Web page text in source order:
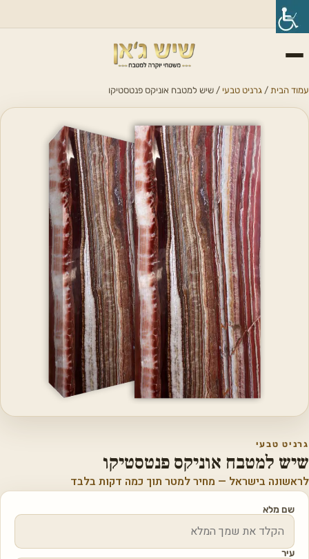
עמוד הבית / גרניט טבעי / שיש למטבח אוניקס פנטסטיקו
גרניט טבעי
שיש למטבח אוניקס פנטסטיקו
לראשונה בישראל — מחיר למטר תוך כמה דקות בלבד
שם מלא
עיר